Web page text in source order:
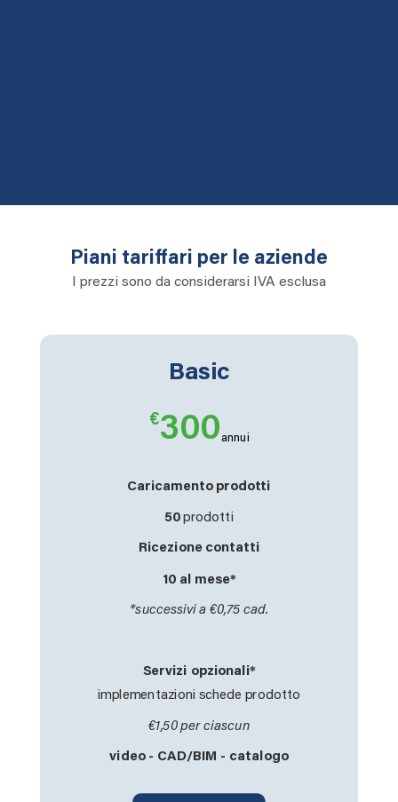
Piani tariffari per le aziende
I prezzi sono da considerarsi IVA esclusa
Basic
€300annui
Caricamento prodotti
50prodotti
Ricezione contatti
10 al mese*
*successivi a €0,75 cad.
Servizi opzionali*
implementazioni schede prodotto
€1,50 per ciascun
video - CAD/BIM - catalogo